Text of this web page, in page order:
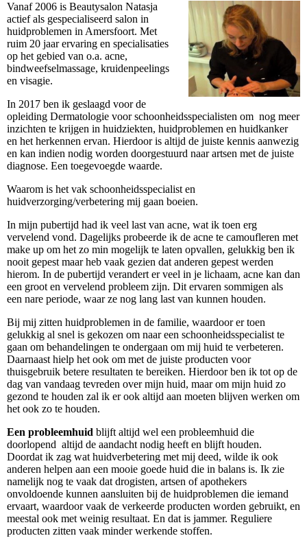
Vanaf 2006 is Beautysalon Natasja
actief als gespecialiseerd salon in
huidproblemen in Amersfoort. Met
ruim 20 jaar ervaring en specialisaties
op het gebied van o.a. acne,
bindweefselmassage, kruidenpeelings
en visagie.
In 2017 ben ik geslaagd voor de
opleiding Dermatologie voor schoonheidsspecialisten om nog meer
inzichten te krijgen in huidziekten, huidproblemen en huidkanker
en het herkennen ervan. Hierdoor is altijd de juiste kennis aanwezig
en kan indien nodig worden doorgestuurd naar artsen met de juiste
diagnose. Een toegevoegde waarde.
Waarom is het vak schoonheidsspecialist en
huidverzorging/verbetering mij gaan boeien.
In mijn pubertijd had ik veel last van acne, wat ik toen erg
vervelend vond. Dagelijks probeerde ik de acne te camoufleren met
make up om het zo min mogelijk te laten opvallen, gelukkig ben ik
nooit gepest maar heb vaak gezien dat anderen gepest werden
hierom. In de pubertijd verandert er veel in je lichaam, acne kan dan
een groot en vervelend probleem zijn. Dit ervaren sommigen als
een nare periode, waar ze nog lang last van kunnen houden.
Bij mij zitten huidproblemen in de familie, waardoor er toen
gelukkig al snel is gekozen om naar een schoonheidsspecialist te
gaan om behandelingen te ondergaan om mij huid te verbeteren.
Daarnaast hielp het ook om met de juiste producten voor
thuisgebruik betere resultaten te bereiken. Hierdoor ben ik tot op de
dag van vandaag tevreden over mijn huid, maar om mijn huid zo
gezond te houden zal ik er ook altijd aan moeten blijven werken om
het ook zo te houden.
Een probleemhuid blijft altijd wel een probleemhuid die
doorlopend altijd de aandacht nodig heeft en blijft houden.
Doordat ik zag wat huidverbetering met mij deed, wilde ik ook
anderen helpen aan een mooie goede huid die in balans is. Ik zie
namelijk nog te vaak dat drogisten, artsen of apothekers
onvoldoende kunnen aansluiten bij de huidproblemen die iemand
ervaart, waardoor vaak de verkeerde producten worden gebruikt, en
meestal ook met weinig resultaat. En dat is jammer. Reguliere
producten zitten vaak minder werkende stoffen.